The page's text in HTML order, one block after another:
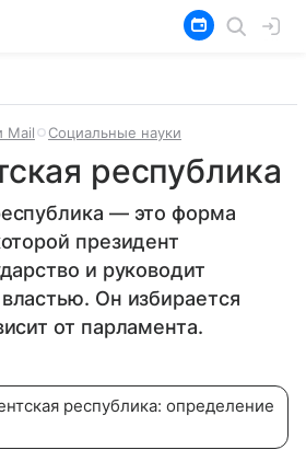
Mail Социальные науки
республика
— это форма
президент
и руководит
Он избирается
от парламента.
республика: определение